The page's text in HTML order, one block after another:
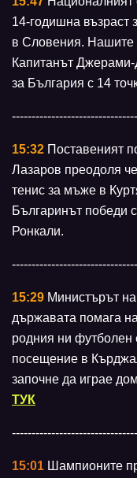
14-годишна възраст
в Словения. Нашите
Капитанът
за България с 14
15:32 Поставеният
Лазаров преодоля
тенис за мъже в
Българинът победи
Ронкали.
15:29 Министърът
държавата помага
родния ни футболен
посещение в
започне да играе
ТУК
15:01 Шампионите